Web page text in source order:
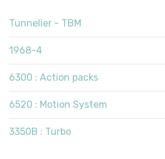
Tunnelier - TBM
1968-4
6300 : Action packs
6520 : Motion System
3350B : Turbo